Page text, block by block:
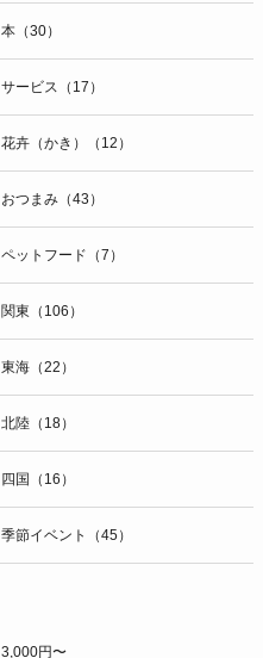
本（30）
サービス（17）
花卉（かき）（12）
おつまみ（43）
ペットフード（7）
関東（106）
東海（22）
北陸（18）
四国（16）
季節イベント（45）
3,000円〜